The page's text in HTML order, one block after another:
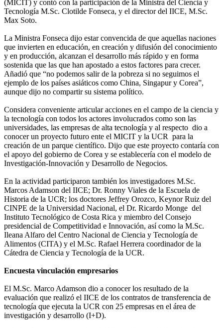
(MICIT) y contó con la participación de la Ministra del Ciencia y
Tecnología M.Sc. Clotilde Fonseca, y el director del IICE, M.Sc.
Max Soto.
La Ministra Fonseca dijo estar convencida de que aquellas naciones
que invierten en educación, en creación y difusión del conocimiento
y en producción, alcanzan el desarrollo más rápido y en forma
sostenida que las que han apostado a estos factores para crecer.
Añadió que “no podemos salir de la pobreza si no seguimos el
ejemplo de los países asiáticos como China, Singapur y Corea”,
aunque dijo no compartir su sistema político.
Considera conveniente articular acciones en el campo de la ciencia y
la tecnología con todos los actores involucrados como son las
universidades, las empresas de alta tecnología y al respecto dio a
conocer un proyecto futuro ente el MICIT y la UCR para la
creación de un parque científico. Dijo que este proyecto contaría con
el apoyo del gobierno de Corea y se establecería con el modelo de
Investigación-Innovación y Desarrollo de Negocios.
En la actividad participaron también los investigadores M.Sc.
Marcos Adamson del IICE; Dr. Ronny Viales de la Escuela de
Historia de la UCR; los doctores Jeffrey Orozco, Keynor Ruiz del
CINPE de la Universidad Nacional, el Dr. Ricardo Monge del
Instituto Tecnológico de Costa Rica y miembro del Consejo
presidencial de Competitividad e Innovación, así como la M.Sc.
Ileana Alfaro del Centro Nacional de Ciencia y Tecnología de
Alimentos (CITA) y el M.Sc. Rafael Herrera coordinador de la
Cátedra de Ciencia y Tecnología de la UCR.
Encuesta vinculación empresarios
El M.Sc. Marco Adamson dio a conocer los resultado de la
evaluación que realizó el IICE de los contratos de transferencia de
tecnología que ejecuta la UCR con 25 empresas en el área de
investigación y desarrollo (I+D).